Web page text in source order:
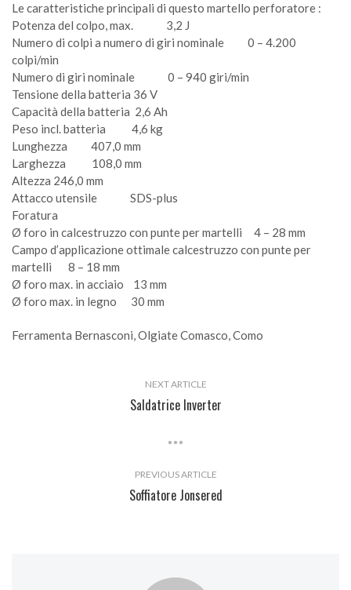
Le caratteristiche principali di questo martello perforatore :
Potenza del colpo, max. 3,2 J
Numero di colpi a numero di giri nominale 0 – 4.200
colpi/min
Numero di giri nominale 0 – 940 giri/min
Tensione della batteria 36 V
Capacità della batteria 2,6 Ah
Peso incl. batteria 4,6 kg
Lunghezza 407,0 mm
Larghezza 108,0 mm
Altezza 246,0 mm
Attacco utensile SDS-plus
Foratura
Ø foro in calcestruzzo con punte per martelli 4 – 28 mm
Campo d’applicazione ottimale calcestruzzo con punte per
martelli 8 – 18 mm
Ø foro max. in acciaio 13 mm
Ø foro max. in legno 30 mm
Ferramenta Bernasconi, Olgiate Comasco, Como
NEXT ARTICLE
Saldatrice Inverter
PREVIOUS ARTICLE
Soffiatore Jonsered